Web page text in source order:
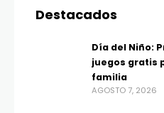
Destacados
Día del Niño:
juegos gratis
familia
AGOSTO 7, 2026